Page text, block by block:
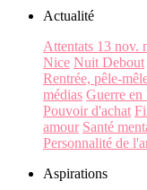
Actualité
Attentats 13 nov.
Nice Nuit Debout
Rentrée, pêle-
médias Guerre
Pouvoir d'achat
amour Santé
Personnalité de
Aspirations